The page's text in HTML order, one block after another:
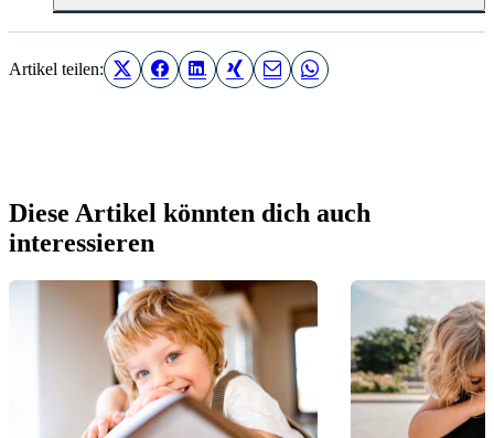
Artikel teilen:
Diese Artikel könnten dich auch
interessieren